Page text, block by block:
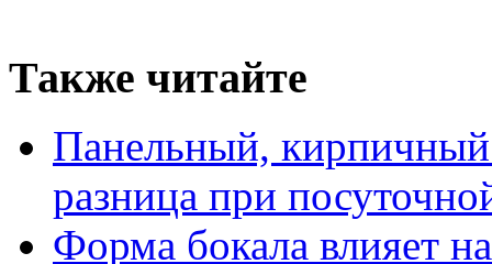
Также читайте
Панельный,
разница при
Форма бокала влияет